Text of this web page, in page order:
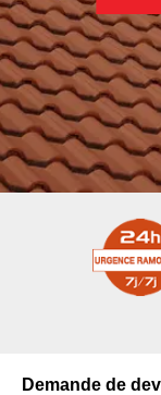
Demande de